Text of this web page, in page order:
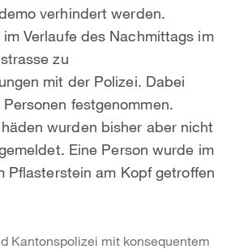
verhindert werden.
Verlaufe des Nachmittags im
zu
mit der Polizei. Dabei
festgenommen.
wurden bisher aber nicht
Eine Person wurde im
Pflasterstein am Kopf getroffen
Kantonspolizei mit konsequentem